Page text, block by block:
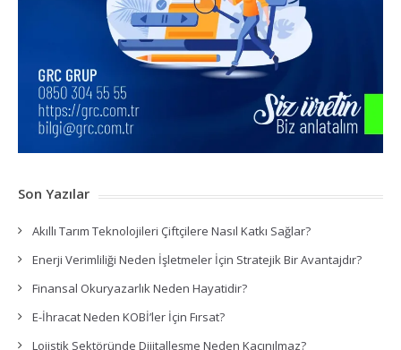
Son Yazılar
Akıllı Tarım Teknolojileri Çiftçilere Nasıl Katkı Sağlar?
Enerji Verimliliği Neden İşletmeler İçin Stratejik Bir Avantajdır?
Finansal Okuryazarlık Neden Hayatidir?
E-İhracat Neden KOBİ’ler İçin Fırsat?
Lojistik Sektöründe Dijitalleşme Neden Kaçınılmaz?